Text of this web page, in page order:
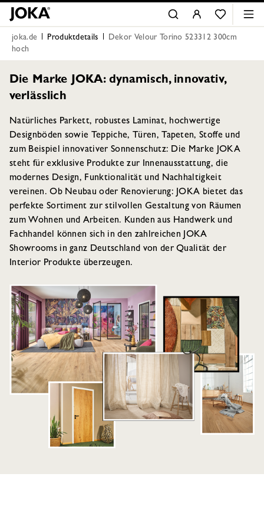
joka.de Produktdetails
Dekor Velour Torino 523312 300cm
hoch
Die Marke JOKA: dynamisch, innovativ,
verlässlich
Natürliches Parkett, robustes Laminat, hochwertige
Designböden sowie Teppiche, Türen, Tapeten, Stoffe und
zum Beispiel innovativer Sonnenschutz: Die Marke JOKA
steht für exklusive Produkte zur Innenausstattung, die
modernes Design, Funktionalität und Nachhaltigkeit
vereinen. Ob Neubau oder Renovierung: JOKA bietet das
perfekte Sortiment zur stilvollen Gestaltung von Räumen
zum Wohnen und Arbeiten. Kunden aus Handwerk und
Fachhandel können sich in den zahlreichen JOKA
Showrooms in ganz Deutschland von der Qualität der
Interior Produkte überzeugen.